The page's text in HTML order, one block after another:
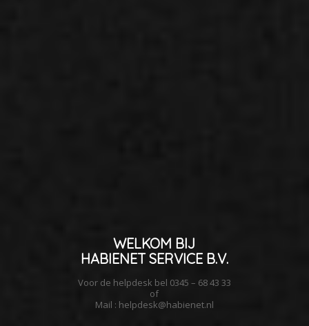
WELKOM BIJ
HABIENET SERVICE B.V.
Voor de helpdesk bel 0345 – 68 43 33
of
Mail : helpdesk@habienet.nl